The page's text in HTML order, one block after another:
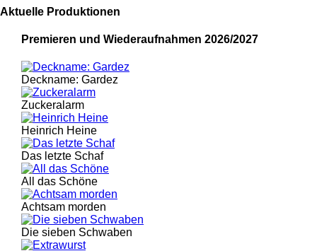
Aktuelle Produktionen
Premieren und Wiederaufnahmen 2026/2027
Deckname: Gardez
Zuckeralarm
Heinrich Heine
Das letzte Schaf
All das Schöne
Achtsam morden
Die sieben Schwaben